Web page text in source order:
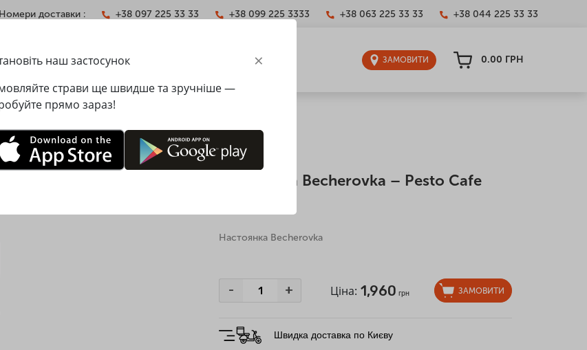
доставки : +38 097 225 33 33 +38 099 225 3333 +38 063 225 33 33 +38 044 225 33 33
ЗАМОВИТИ 0.00 ГРН
Настоянка Becherovka – Pesto Cafe
Настоянка Becherovka
- + Ціна: 1,960 грн ЗАМОВИТИ
Швидка доставка по Києву
наш застосунок ×
страви ще швидше та зручніше —
прямо зараз!